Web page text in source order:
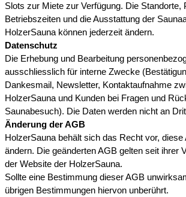
Slots zur Miete zur Verfügung. Die Standorte,
Betriebszeiten und die Ausstattung der
HolzerSauna können jederzeit ändern.
Datenschutz
Die Erhebung und Bearbeitung
ausschliesslich für interne Zwecke
Dankesmail, Newsletter, Kontaktaufnahme
HolzerSauna und Kunden bei Fragen und
Saunabesuch). Die Daten werden nicht an
Änderung der AGB
HolzerSauna behält sich das Recht vor,
ändern. Die geänderten AGB gelten seit ihrer
der Website der HolzerSauna.
Sollte eine Bestimmung dieser AGB
übrigen Bestimmungen hiervon unberührt.